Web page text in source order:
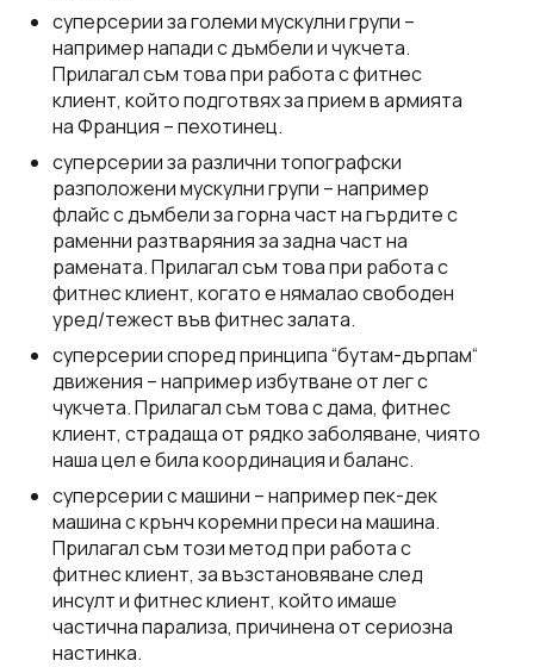
суперсерии за големи мускулни групи –
например напади с дъмбели и чукчета.
Прилагал съм това при работа с фитнес
клиент, който подготвях за прием в армията
на Франция – пехотинец.
суперсерии за различни топографски
разположени мускулни групи – например
флайс с дъмбели за горна част на гърдите с
раменни разтваряния за задна част на
рамената. Прилагал съм това при работа с
фитнес клиент, когато е нямалао свободен
уред/тежест във фитнес залата.
суперсерии според принципа “бутам-дърпам“
движения – например избутване от лег с
чукчета. Прилагал съм това с дама, фитнес
клиент, страдаща от рядко заболяване, чиято
наша цел е била координация и баланс.
суперсерии с машини – например пек-дек
машина с крънч коремни преси на машина.
Прилагал съм този метод при работа с
фитнес клиент, за възстановяване след
инсулт и фитнес клиент, който имаше
частична парализа, причинена от сериозна
настинка.